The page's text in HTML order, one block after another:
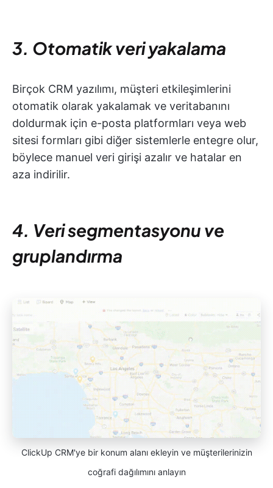
3. Otomatik veri yakalama
Birçok CRM yazılımı, müşteri etkileşimlerini
otomatik olarak yakalamak ve veritabanını
doldurmak için e-posta platformları veya web
sitesi formları gibi diğer sistemlerle entegre olur,
böylece manuel veri girişi azalır ve hatalar en
aza indirilir.
4. Veri segmentasyonu ve
gruplandırma
ClickUp CRM'ye bir konum alanı ekleyin ve müşterilerinizin
coğrafi dağılımını anlayın